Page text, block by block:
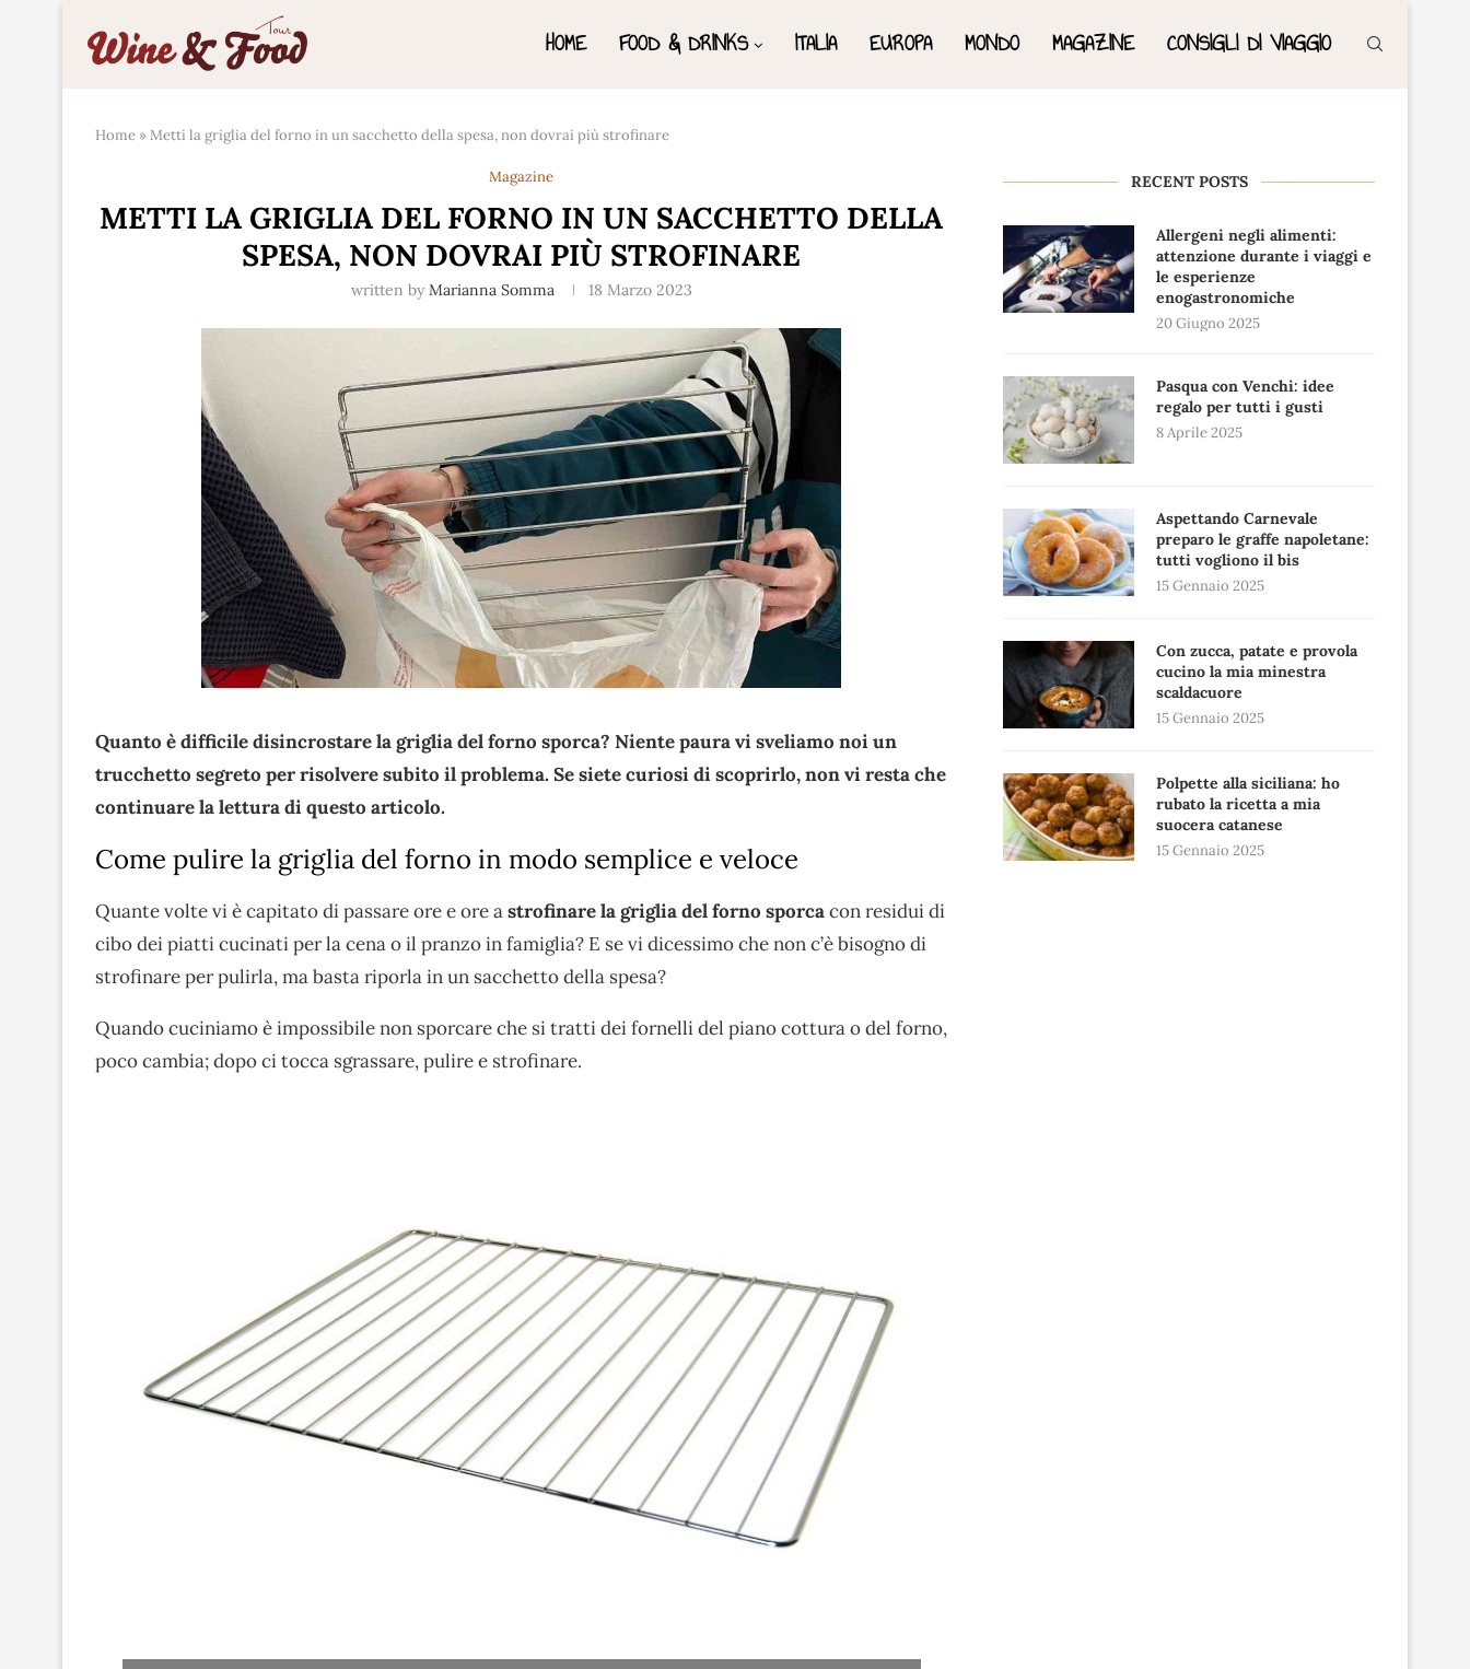
HOME FOOD & DRINKS ITALIA EUROPA MONDO MAGAZINE CONSIGLI DI VIAGGIO
Home »Metti la griglia del forno in un sacchetto della spesa, non dovrai più strofinare
Magazine
METTI LA GRIGLIA DEL FORNO IN UN SACCHETTO DELLA
SPESA, NON DOVRAI PIÙ STROFINARE
written by Marianna Somma 18 Marzo 2023
Quanto è difficile disincrostare la griglia del forno sporca? Niente paura vi sveliamo noi un
trucchetto segreto per risolvere subito il problema. Se siete curiosi di scoprirlo, non vi resta che
continuare la lettura di questo articolo.
Come pulire la griglia del forno in modo semplice e veloce
Quante volte vi è capitato di passare ore e ore astrofinare la griglia del forno sporcacon residui di
cibo dei piatti cucinati per la cena o il pranzo in famiglia? E se vi dicessimo che non c’è bisogno di
strofinare per pulirla, ma basta riporla in un sacchetto della spesa?
Quando cuciniamo è impossibile non sporcare che si tratti dei fornelli del piano cottura o del forno,
poco cambia; dopo ci tocca sgrassare, pulire e strofinare.
RECENT POSTS
Allergeni negli alimenti:
attenzione durante i viaggi e
le esperienze
enogastronomiche
20 Giugno 2025
Pasqua con Venchi: idee
regalo per tutti i gusti
8 Aprile 2025
Aspettando Carnevale
preparo le graffe napoletane:
tutti vogliono il bis
15 Gennaio 2025
Con zucca, patate e provola
cucino la mia minestra
scaldacuore
15 Gennaio 2025
Polpette alla siciliana: ho
rubato la ricetta a mia
suocera catanese
15 Gennaio 2025